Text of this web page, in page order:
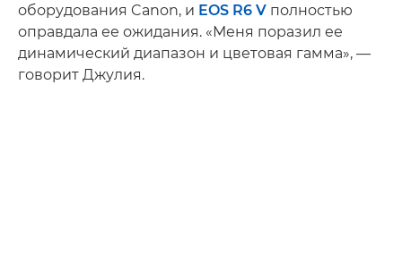
оборудования Canon, и EOS R6 V полностью
оправдала ее ожидания. «Меня поразил ее
динамический диапазон и цветовая гамма», —
говорит Джулия.